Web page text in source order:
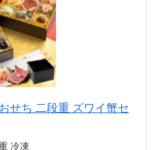
せち 二段重 ズワイ蟹セ
冷凍